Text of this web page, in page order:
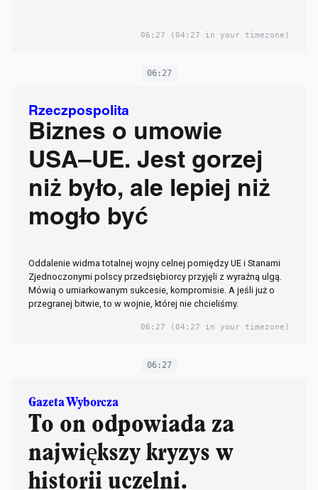
06:27 (04:27 in your timezone)
06:27
Rzeczpospolita
Biznes o umowie
USA–UE. Jest gorzej
niż było, ale lepiej niż
mogło być
Oddalenie widma totalnej wojny celnej pomiędzy UE i Stanami
Zjednoczonymi polscy przedsiębiorcy przyjęli z wyraźną ulgą.
Mówią o umiarkowanym sukcesie, kompromisie. A jeśli już o
przegranej bitwie, to w wojnie, której nie chcieliśmy.
06:27 (04:27 in your timezone)
06:27
Gazeta Wyborcza
To on odpowiada za
największy kryzys w
historii uczelni.